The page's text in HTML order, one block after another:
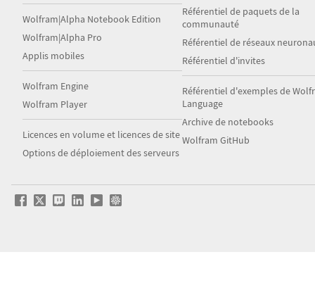
Wolfram|Alpha Notebook Edition
Wolfram|Alpha Pro
Applis mobiles
Wolfram Engine
Wolfram Player
Licences en volume et licences de site
Options de déploiement des serveurs
Référentiel de paquets de la
communauté
Référentiel de réseaux
Référentiel d'invites
Référentiel d'exemples de
Language
Archive de notebooks
Wolfram GitHub